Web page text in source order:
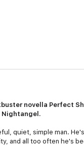
novella Perfect
Nightangel.
quiet, simple man.
and all too often he's